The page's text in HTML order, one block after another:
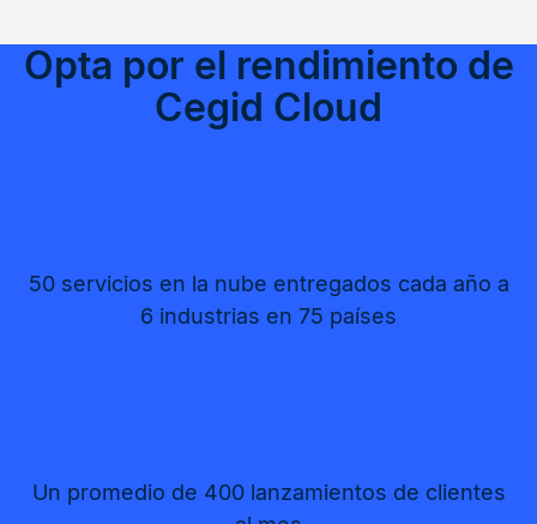
Opta por el rendimiento de
Cegid Cloud
50 servicios en la nube entregados cada año a
6 industrias en 75 países
Un promedio de 400 lanzamientos de clientes